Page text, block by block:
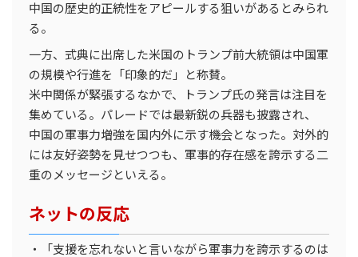
中国の歴史的正統性をアピールする狙いがあるとみられ
る。
一方、式典に出席した米国のトランプ前大統領は中国軍
の規模や行進を「印象的だ」と称賛。
米中関係が緊張するなかで、トランプ氏の発言は注目を
集めている。パレードでは最新鋭の兵器も披露され、
中国の軍事力増強を国内外に示す機会となった。対外的
には友好姿勢を見せつつも、軍事的存在感を誇示する二
重のメッセージといえる。
ネットの反応
・「支援を忘れないと言いながら軍事力を誇示するのは